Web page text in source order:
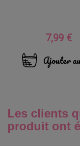
Prix
7,99 €
Ajouter
Les clients
produit ont